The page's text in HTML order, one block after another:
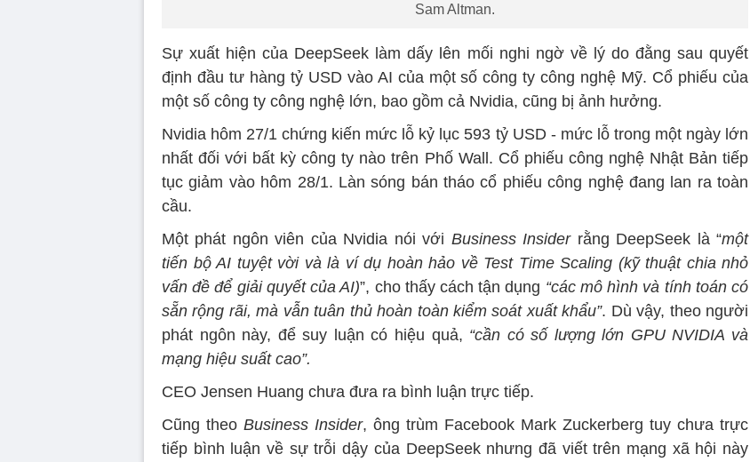
Sam Altman.
Sự xuất hiện của DeepSeek làm dấy lên mối nghi ngờ về lý do đằng sau quyết
định đầu tư hàng tỷ USD vào AI của một số công ty công nghệ Mỹ. Cổ phiếu của
một số công ty công nghệ lớn, bao gồm cả Nvidia, cũng bị ảnh hưởng.
Nvidia hôm 27/1 chứng kiến ​​mức lỗ kỷ lục 593 tỷ USD - mức lỗ trong một ngày lớn
nhất đối với bất kỳ công ty nào trên Phố Wall. Cổ phiếu công nghệ Nhật Bản tiếp
tục giảm vào hôm 28/1. Làn sóng bán tháo cổ phiếu công nghệ đang lan ra toàn
cầu.
Một phát ngôn viên của Nvidia nói với Business Insiderrằng DeepSeek là “một
tiến bộ AI tuyệt vời và là ví dụ hoàn hảo về Test Time Scaling (kỹ thuật chia nhỏ
vấn đề để giải quyết của AI)”, cho thấy cách tận dụng “các mô hình và tính toán có
sẵn rộng rãi, mà vẫn tuân thủ hoàn toàn kiểm soát xuất khẩu”. Dù vậy, theo người
phát ngôn này, để suy luận có hiệu quả, “cần có số lượng lớn GPU NVIDIA và
mạng hiệu suất cao”.
CEO Jensen Huang chưa đưa ra bình luận trực tiếp.
Cũng theo Business Insider, ông trùm Facebook Mark Zuckerberg tuy chưa trực
tiếp bình luận về sự trỗi dậy của DeepSeek nhưng đã viết trên mạng xã hội này